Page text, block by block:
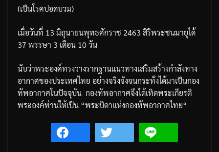
(เป็นโรคปอดบวม)
เมื่อวันที่ 13 มิถุนายนพุทธศักราช 2463 สิริพระชนมายุได้
37 พรรษา 3 เดือน 10วัน
นับว่าพระองค์ทรงวางรากฐานแนวทางเสริมสร้างกำลังทาง
อากาศของประเทศไทย อย่างจริงจังจนกระทั่งได้มาเป็นกอง
ทัพอากาศในปัจจุบัน กองทัพอากาศจึงได้เทิดพระเกียรติ
พระองค์ท่านให้เป็น “พระบิดาแห่งกองทัพอากาศไทย“